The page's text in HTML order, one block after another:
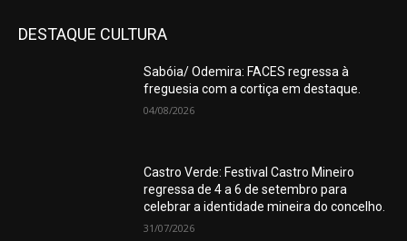
DESTAQUE CULTURA
Sabóia/ Odemira: FACES regressa à
freguesia com a cortiça em destaque.
04/08/2026
Castro Verde: Festival Castro Mineiro
regressa de 4 a 6 de setembro para
celebrar a identidade mineira do concelho.
31/07/2026